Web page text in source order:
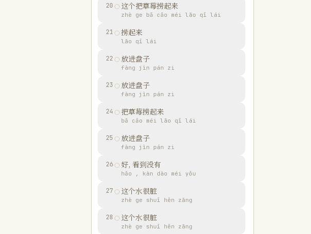
20 这个把草莓捞起来
zhè ge bǎ cǎo méi lāo qǐ lái
21 捞起来
lāo qǐ lái
22 放进盘子
fàng jìn pán zi
23 放进盘子
fàng jìn pán zi
24 把草莓捞起来
bǎ cǎo méi lāo qǐ lái
25 放进盘子
fàng jìn pán zi
26 好, 看到没有
hǎo , kàn dào méi yǒu
27 这个水很脏
zhè ge shuǐ hěn zāng
28 这个水很脏
zhè ge shuǐ hěn zāng